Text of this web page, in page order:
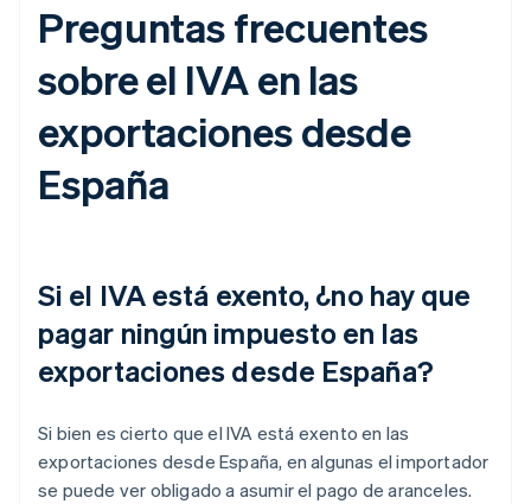
Preguntas frecuentes
sobre el IVA en las
exportaciones desde
España
Si el IVA está exento, ¿no hay que
pagar ningún impuesto en las
exportaciones desde España?
Si bien es cierto que el IVA está exento en las
exportaciones desde España, en algunas el importador
se puede ver obligado a asumir el pago de aranceles.